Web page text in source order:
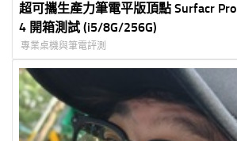
超可攜生產力筆電平版頂點 Surfacr Pro
4 開箱測試 (i5/8G/256G)
專業桌機與筆電評測